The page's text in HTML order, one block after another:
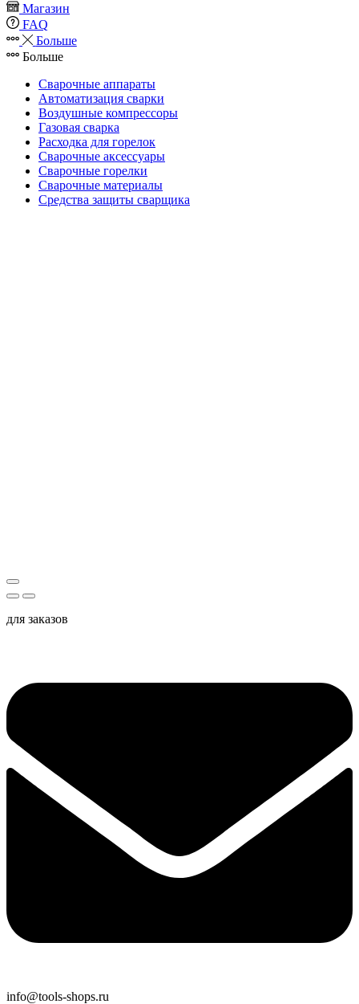
Магазин
FAQ
Больше
Больше
Сварочные аппараты
Автоматизация сварки
Воздушные компрессоры
Газовая сварка
Расходка для горелок
Сварочные аксессуары
Сварочные горелки
Сварочные материалы
Средства защиты сварщика
для заказов
info@tools-shops.ru